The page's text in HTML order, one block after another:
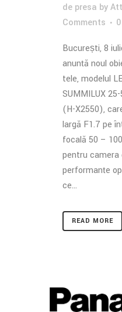
de presa by
Comments
0
București, 8
anunță noul
tele, modelul
SUMMILUX
(H-X2550),
largă F1.7 pe
focală 50 –
pentru camera
performanțe
ce...
READ MORE